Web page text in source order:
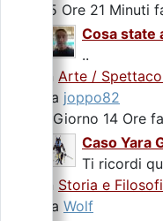
15 Ore 21 Minuti
Cosa state
..
Arte /
da joppo82
1 Giorno 14 Ore fa
Caso Yara
Ti ricordi
Storia e
da Wolf